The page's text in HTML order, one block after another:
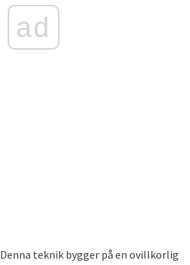
ad
Denna teknik bygger på en ovillkorlig